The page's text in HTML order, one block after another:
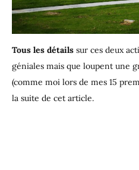
Tous les détails sur ces deux
géniales mais que loupent une
(comme moi lors de mes 15
la suite de cet article.